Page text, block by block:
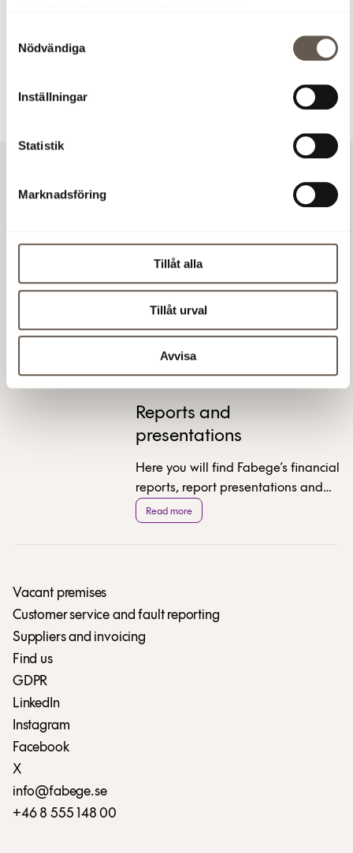
Nödvändiga
Inställningar
Statistik
Marknadsföring
Tillåt alla
Tillåt urval
Avvisa
Read also
Reports and
presentations
Here you will find Fabege’s financial
reports, report presentations and
webcasts. You can download
quarterly reports and presentations
Read more
Vacant premises
Customer service and fault reporting
Suppliers and invoicing
Find us
GDPR
LinkedIn
Instagram
Facebook
X
info@fabege.se
+46 8 555 148 00